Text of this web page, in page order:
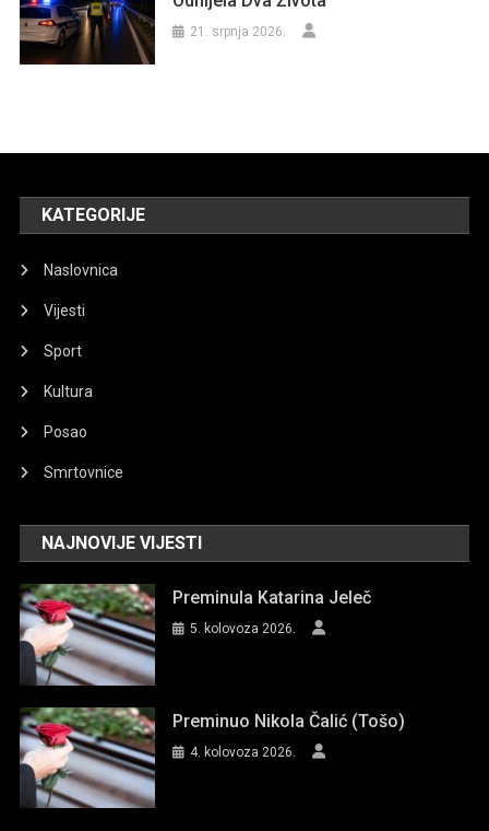
21. srpnja 2026.
KATEGORIJE
Naslovnica
Vijesti
Sport
Kultura
Posao
Smrtovnice
NAJNOVIJE VIJESTI
Preminula Katarina Jeleč
5. kolovoza 2026.
Preminuo Nikola Čalić (Tošo)
4. kolovoza 2026.